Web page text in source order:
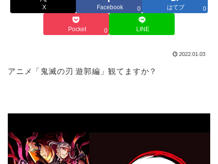
X Facebook 0 はてブ 0
Pocket 0 LINE
2022.01.03
アニメ「鬼滅の刃 遊郭編」観てますか？